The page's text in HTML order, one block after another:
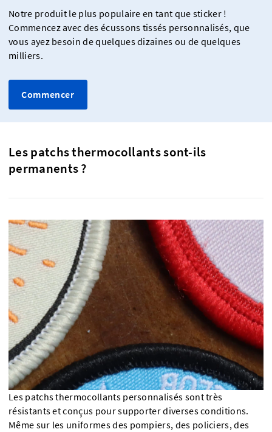
Notre produit le plus populaire en tant que sticker !
Commencez avec des écussons tissés personnalisés, que
vous ayez besoin de quelques dizaines ou de quelques
milliers.
Commencer
Les patchs thermocollants sont-ils
permanents ?
Les patchs thermocollants personnalisés sont très
résistants et conçus pour supporter diverses conditions.
Même sur les uniformes des pompiers, des policiers, des